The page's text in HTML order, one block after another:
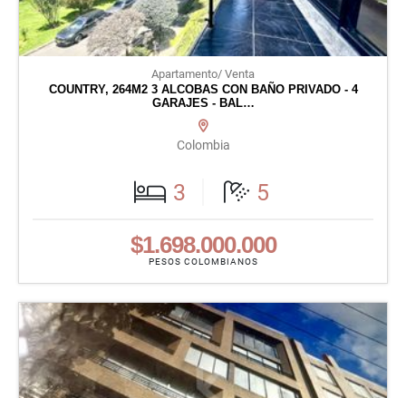
Apartamento/ Venta
COUNTRY, 264M2 3 ALCOBAS CON BAÑO PRIVADO - 4
GARAJES - BAL…
Colombia
3 5
$1.698.000.000
PESOS COLOMBIANOS